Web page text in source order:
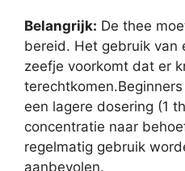
Belangrijk: De thee
bereid. Het gebruik van
zeefje voorkomt dat er
een lagere dosering (1
concentratie naar
regelmatig gebruik
aanbevolen.